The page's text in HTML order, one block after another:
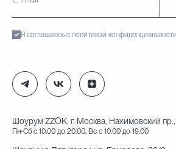
Я соглашаюсь с политикой конфиденциальности
Шоурум ZZOK, г. Москва, Нахимовский
Пн-Сб с 10:00 до 20:00, Вс с 10:00 до 19:00